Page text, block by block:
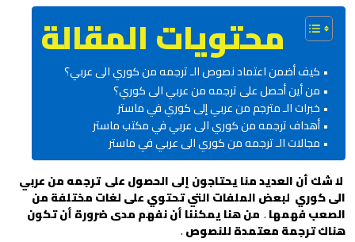
محتويات المقالة
كيف أضمن اعتماد نصوص الـ ترجمه من كوري الى عربي؟
من أين أحصل على ترجمه من عربي الى كوري؟
خبرات الـ مترجم من عربي إلى كوري في ماستر
أهداف ترجمه من كوري الى عربي في مكتب ماستر
مجالات الـ ترجمه من كوري الى عربي في ماستر
لا شك أن العديد منا يحتاجون إلى الحصول على ترجمه من عربي
الى كوري لبعض الملفات التي تحتوي على لغات مختلفة من
الصعب فهمها. من هنا يمكننا أن نفهم مدى ضرورة أن تكون
هناكترجمة معتمدة للنصوص.